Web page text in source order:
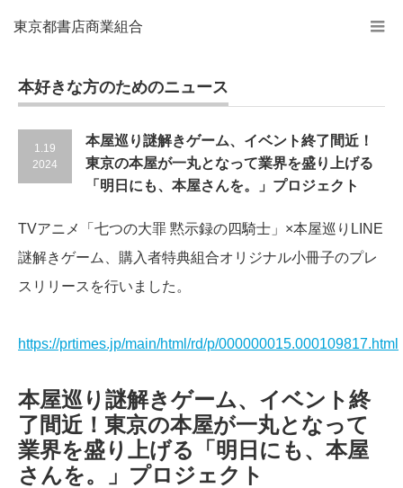
東京都書店商業組合
本好きな方のためのニュース
1.19
2024
本屋巡り謎解きゲーム、イベント終了間近！
東京の本屋が一丸となって業界を盛り上げる
「明日にも、本屋さんを。」プロジェクト
TVアニメ「七つの大罪 黙示録の四騎士」×本屋巡りLINE
謎解きゲーム、購入者特典組合オリジナル小冊子のプレ
スリリースを行いました。
https://prtimes.jp/main/html/rd/p/000000015.000109817.html
本屋巡り謎解きゲーム、イベント終
了間近！東京の本屋が一丸となって
業界を盛り上げる「明日にも、本屋
さんを。」プロジェクト